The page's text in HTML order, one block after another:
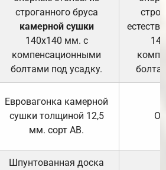
строганного бруса
камерной сушки
140х140 мм. с
компенсационными
болтами под усадку.
Евровагонка камерной
сушки толщиной 12,5
мм. сорт АВ.
Шпунтованная доска